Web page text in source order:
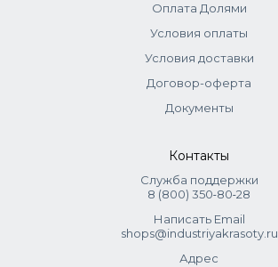
Оплата Долями
Условия оплаты
Условия доставки
Договор-оферта
Документы
Контакты
Служба поддержки
8 (800) 350‑80‑28
Написать Email
shops@industriyakrasoty.ru
Адрес